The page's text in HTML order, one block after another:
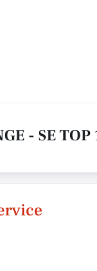
- SE TOP